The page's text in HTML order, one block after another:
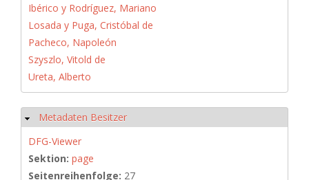
Ibérico y Rodríguez, Mariano
Losada y Puga, Cristóbal de
Pacheco, Napoleón
Szyszlo, Vitold de
Ureta, Alberto
Ausblenden
Metadaten Besitzer
DFG-Viewer
Sektion: page
Seitenreihenfolge: 27